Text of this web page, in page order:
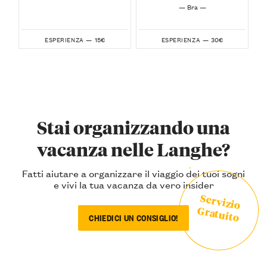
ESPERIENZA — 15€
— Bra —
ESPERIENZA — 30€
Stai organizzando una
vacanza nelle Langhe?
Fatti aiutare a organizzare il viaggio dei tuoi sogni
e vivi la tua vacanza da vero insider
CHIEDICI UN CONSIGLIO!
Servizio
Gratuito